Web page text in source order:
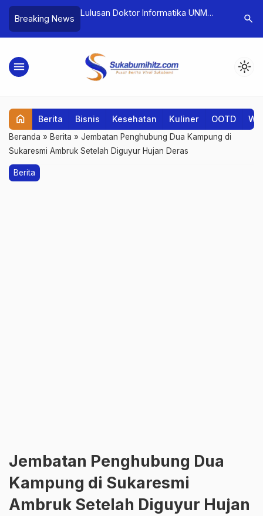
Breaking News
Tenaga
Lulusan Doktor Informatika UNM
Inovasi Produk Bergengsi
dan
search
menu light_mode
home Berita Bisnis Kesehatan Kuliner OOTD
Beranda » Berita » Jembatan Penghubung Dua Kampung di
Sukaresmi Ambruk Setelah Diguyur Hujan Deras
Berita
Jembatan Penghubung Dua
Kampung di Sukaresmi
Ambruk Setelah Diguyur Hujan